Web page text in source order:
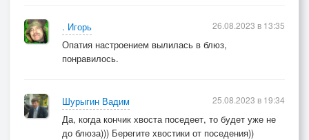
. Игорь
Опатия настроением вылилась в блюз,
понравилось.
26.08.2023 в 13:35
Шурыгин Вадим
Да, когда кончик хвоста поседеет, то будет уже не
до блюза))) Берегите хвостики от поседения))
25.08.2023 в 19:34